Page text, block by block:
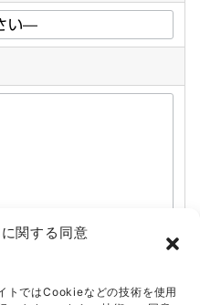
関する同意
トではCookieなどの技術を使用
ックを入れてから送信し